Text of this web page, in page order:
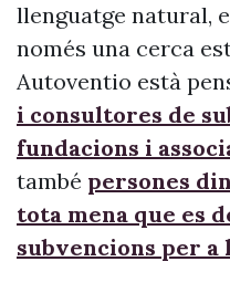
llenguatge natural,
només una cerca
Autoventio està
i consultores de
fundacions i
també persones
tota mena que es
subvencions per a